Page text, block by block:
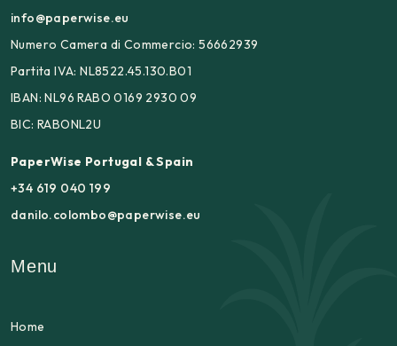
info@paperwise.eu
Numero Camera di Commercio: 56662939
Partita IVA: NL8522.45.130.B01
IBAN: NL96 RABO 0169 2930 09
BIC: RABONL2U
PaperWise Portugal & Spain
+34 619 040 199
danilo.colombo@paperwise.eu
Menu
Home